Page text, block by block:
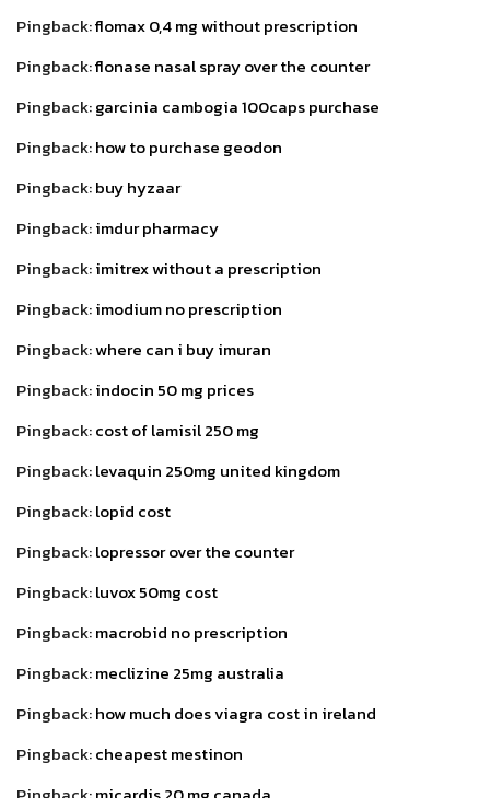
Pingback:flomax 0,4 mg without prescription
Pingback:flonase nasal spray over the counter
Pingback:garcinia cambogia 100caps purchase
Pingback:how to purchase geodon
Pingback:buy hyzaar
Pingback:imdur pharmacy
Pingback:imitrex without a prescription
Pingback:imodium no prescription
Pingback:where can i buy imuran
Pingback:indocin 50 mg prices
Pingback:cost of lamisil 250 mg
Pingback:levaquin 250mg united kingdom
Pingback:lopid cost
Pingback:lopressor over the counter
Pingback:luvox 50mg cost
Pingback:macrobid no prescription
Pingback:meclizine 25mg australia
Pingback:how much does viagra cost in ireland
Pingback:cheapest mestinon